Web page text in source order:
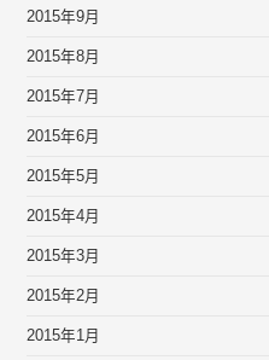
2015年9月
2015年8月
2015年7月
2015年6月
2015年5月
2015年4月
2015年3月
2015年2月
2015年1月